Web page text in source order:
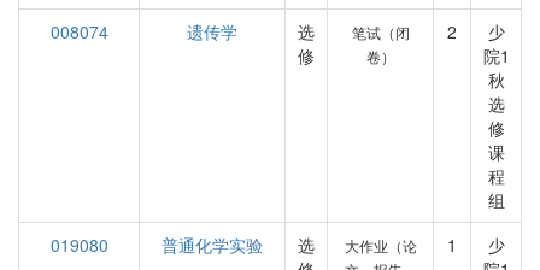
008074
遗传学
选
修
笔试（闭
卷）
2
少
院1
秋
选
修
课
程
组
019080
普通化学实验
选
大作业（论
1
少